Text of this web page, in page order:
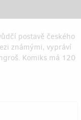
postavě českého
známými, vypráví
Komiks má 120